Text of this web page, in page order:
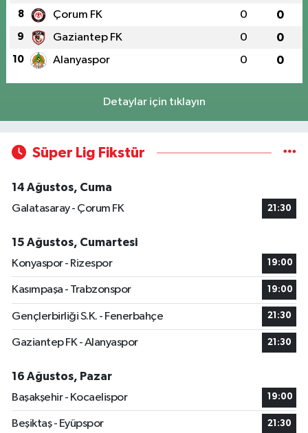
8 Çorum FK 0 0
9 Gaziantep FK 0 0
10 Alanyaspor 0 0
Detaylar için tıklayın
Süper Lig Fikstür
14 Ağustos, Cuma
Galatasaray - Çorum FK
21:30
15 Ağustos, Cumartesi
Konyaspor - Rizespor
19:00
Kasımpaşa - Trabzonspor 19:00
Gençlerbirliği S.K. - Fenerbahçe 21:30
Gaziantep FK - Alanyaspor 21:30
16 Ağustos, Pazar
Başakşehir - Kocaelispor
19:00
Beşiktaş - Eyüpspor 21:30